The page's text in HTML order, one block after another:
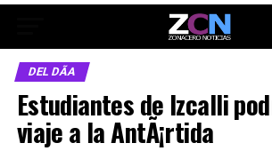
DEL DÃ­A
Estudiantes de Izcalli
viaje a la AntÃ¡rtida